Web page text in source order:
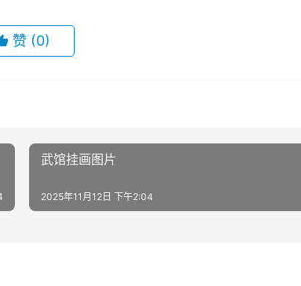
赞 (0)
武馆挂画图片
2025年11月12日 下午2:04